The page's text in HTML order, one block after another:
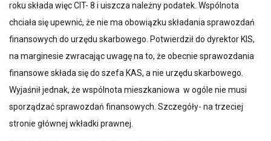
roku składa więc CIT- 8 i uiszcza należny podatek. Wspólnota
chciała się upewnić, że nie ma obowiązku składania sprawozdań
finansowych do urzędu skarbowego. Potwierdził do dyrektor KIS,
na marginesie zwracając uwagę na to, że obecnie sprawozdania
finansowe składa się do szefa KAS, a nie urzędu skarbowego.
Wyjaśnił jednak, że wspólnota mieszkaniowa w ogóle nie musi
sporządzać sprawozdań finansowych. Szczegóły- na trzeciej
stronie głównej wkładki prawnej.